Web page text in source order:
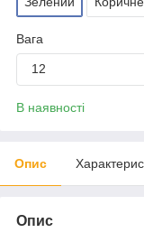
Вага
12
В наявності
Опис
Опис